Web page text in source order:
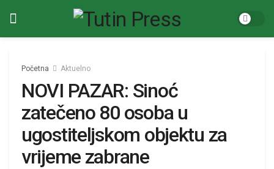
Početna Aktuelno
NOVI PAZAR: Sinoć
zatečeno 80 osoba u
ugostiteljskom objektu za
vrijeme zabrane